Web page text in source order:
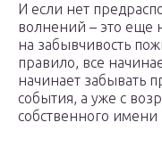
И если нет
волнений – это еще
на забывчивость
правило, все
начинает забывать
события, а уже с
собственного имени